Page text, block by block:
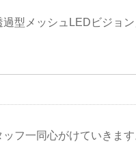
型メッシュLEDビジョ
フ一同心がけていきま